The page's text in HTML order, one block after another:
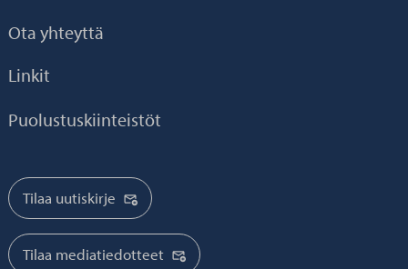
Ota yhteyttä
Linkit
Puolustuskiinteistöt
Tilaa uutiskirje
Tilaa mediatiedotteet